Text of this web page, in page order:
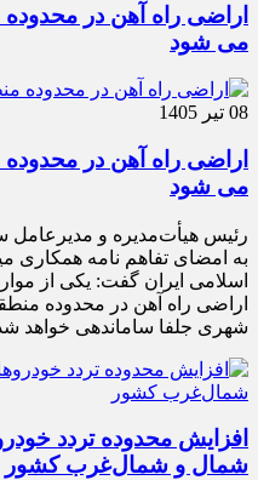
اراضی راه آهن در
می شود
08 تیر 1405
اراضی راه آهن در
می شود
رئیس هیأت‌مدیره و مدیرعامل
به امضای تفاهم نامه همکاری
اسلامی ایران گفت: یکی از
اراضی راه آهن در محدوده
شهری جلفا ساماندهی خواهد
افزایش محدوده تردد
شمال و شمال‌غرب کشور